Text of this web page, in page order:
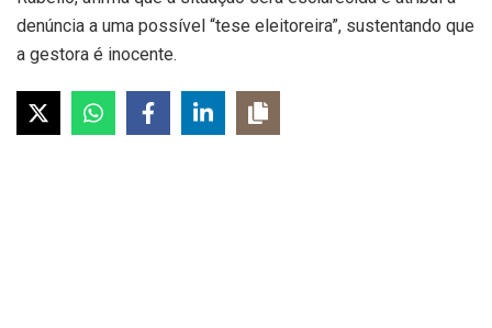
denúncia a uma possível “tese eleitoreira”, sustentando que
a gestora é inocente.